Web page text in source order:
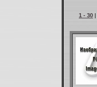
1 - 30 |